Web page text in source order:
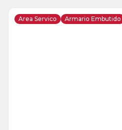
Area Servico Armario Embutido